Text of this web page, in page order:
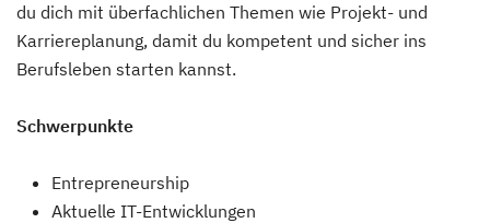
du dich mit überfachlichen Themen wie Projekt- und
Karriereplanung, damit du kompetent und sicher ins
Berufsleben starten kannst.
Schwerpunkte
Entrepreneurship
Aktuelle IT-Entwicklungen